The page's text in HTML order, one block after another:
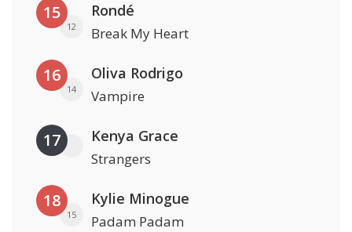
15
12
Rondé
Break My Heart
16
14
Oliva Rodrigo
Vampire
17 Kenya Grace
Strangers
18
15
Kylie Minogue
Padam Padam